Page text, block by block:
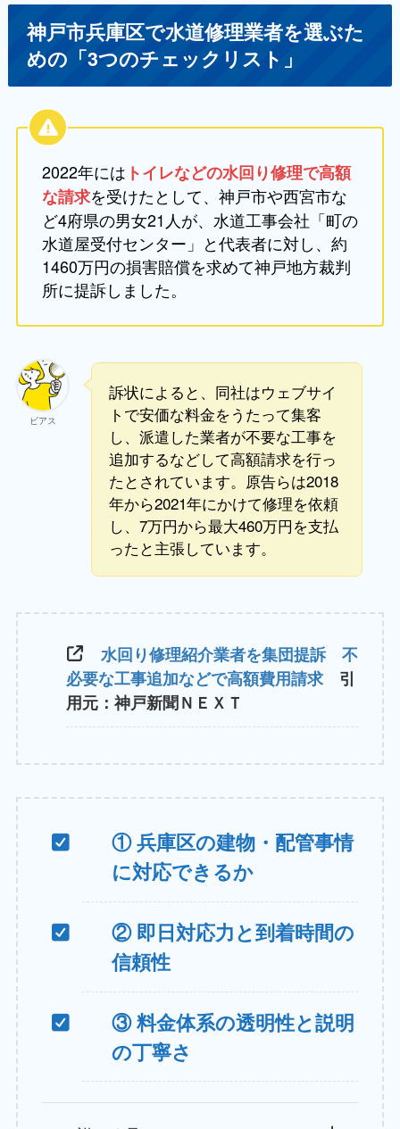
神戸市兵庫区で水道修理業者を選ぶた
めの「3つのチェックリスト」
2022年には トイレなどの水回り修理で高額
な請求を受けたとして、神戸市や西宮市な
ど4府県の男女21人が、水道工事会社「町の
水道屋受付センター」と代表者に対し、約
1460万円の損害賠償を求めて神戸地方裁判
所に提訴しました。
ビアス
訴状によると、同社はウェブサイ
トで安価な料金をうたって集客
し、派遣した業者が不要な工事を
追加するなどして高額請求を行っ
たとされています。原告らは2018
年から2021年にかけて修理を依頼
し、7万円から最大460万円を支払
ったと主張しています。
水回り修理紹介業者を集団提訴 不
必要な工事追加などで高額費用請求引
用元：神戸新聞ＮＥＸＴ
① 兵庫区の建物・配管事情
に対応できるか
② 即日対応力と到着時間の
信頼性
③ 料金体系の透明性と説明
の丁寧さ